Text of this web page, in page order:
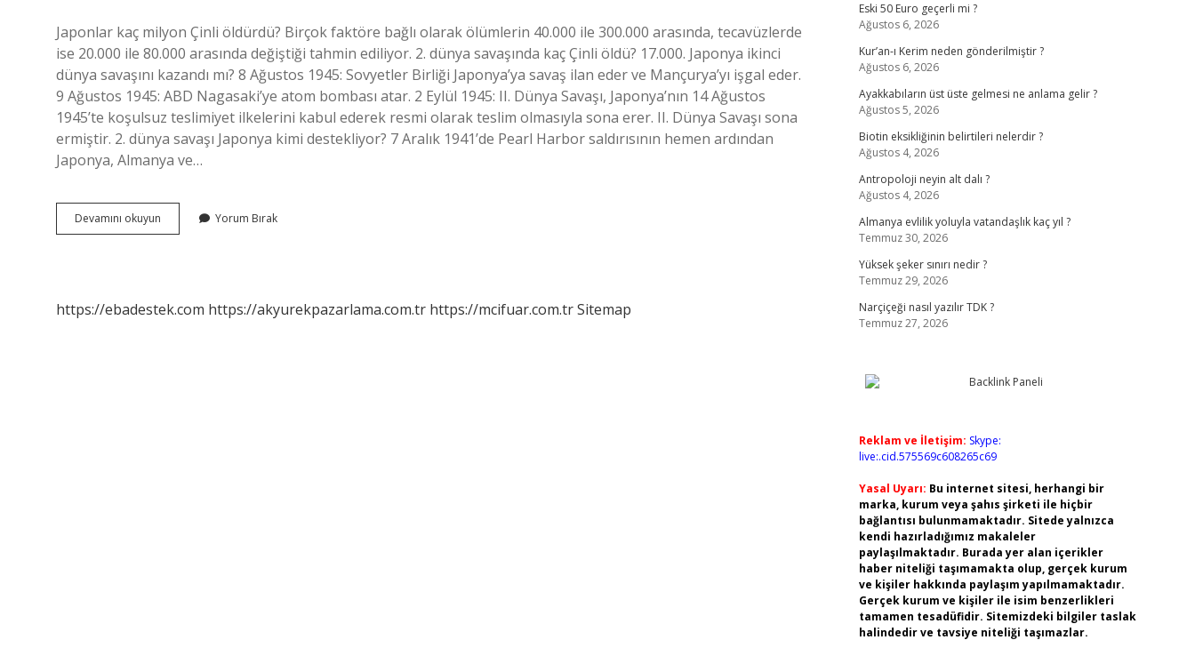
Japonlar kaç milyon Çinli öldürdü? Birçok faktöre bağlı olarak ölümlerin 40.000 ile 300.000 arasında, tecavüzlerde
ise 20.000 ile 80.000 arasında değiştiği tahmin ediliyor. 2. dünya savaşında kaç Çinli öldü? 17.000. Japonya ikinci
dünya savaşını kazandı mı? 8 Ağustos 1945: Sovyetler Birliği Japonya’ya savaş ilan eder ve Mançurya’yı işgal eder.
9 Ağustos 1945: ABD Nagasaki’ye atom bombası atar. 2 Eylül 1945: II. Dünya Savaşı, Japonya’nın 14 Ağustos
1945’te koşulsuz teslimiyet ilkelerini kabul ederek resmi olarak teslim olmasıyla sona erer. II. Dünya Savaşı sona
ermiştir. 2. dünya savaşı Japonya kimi destekliyor? 7 Aralık 1941’de Pearl Harbor saldırısının hemen ardından
Japonya, Almanya ve…
Devamını okuyun
Çin
Yorum Bırak
https://ebadestek.com https://akyurekpazarlama.com.tr https://mcifuar.com.trSitemap
Eski 50 Euro geçerli mi ?
Ağustos 6, 2026
Kur’an-ı Kerim neden gönderilmiştir ?
Ağustos 6, 2026
Ayakkabıların üst üste gelmesi ne anlama gelir ?
Ağustos 5, 2026
Biotin eksikliğinin belirtileri nelerdir ?
Ağustos 4, 2026
Antropoloji neyin alt dalı ?
Ağustos 4, 2026
Almanya evlilik yoluyla vatandaşlık kaç yıl ?
Temmuz 30, 2026
Yüksek şeker sınırı nedir ?
Temmuz 29, 2026
Narçiçeği nasıl yazılır TDK ?
Temmuz 27, 2026
Reklam ve İletişim: Skype:
live:.cid.575569c608265c69
Yasal Uyarı: Bu internet sitesi, herhangi bir
marka, kurum veya şahıs şirketi ile hiçbir
bağlantısı bulunmamaktadır. Sitede yalnızca
kendi hazırladığımız makaleler
paylaşılmaktadır. Burada yer alan içerikler
haber niteliği taşımamakta olup, gerçek kurum
ve kişiler hakkında paylaşım yapılmamaktadır.
Gerçek kurum ve kişiler ile isim benzerlikleri
tamamen tesadüfidir. Sitemizdeki bilgiler taslak
halindedir ve tavsiye niteliği taşımazlar.